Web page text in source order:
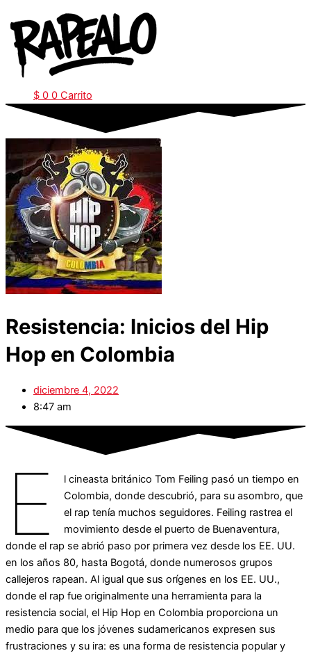
al
contenido
$ 0 0 Carrito
Resistencia: Inicios del Hip
Hop en Colombia
diciembre 4, 2022
8:47 am
E
l cineasta británico Tom Feiling pasó un tiempo en
Colombia, donde descubrió, para su asombro, que
el rap tenía muchos seguidores. Feiling rastrea el
movimiento desde el puerto de Buenaventura,
donde el rap se abrió paso por primera vez desde los EE. UU.
en los años 80, hasta Bogotá, donde numerosos grupos
callejeros rapean. Al igual que sus orígenes en los EE. UU.,
donde el rap fue originalmente una herramienta para la
resistencia social, el Hip Hop en Colombia proporciona un
medio para que los jóvenes sudamericanos expresen sus
frustraciones y su ira: es una forma de resistencia popular y